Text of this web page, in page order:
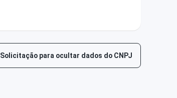
Solicitação para ocultar dados do CNPJ